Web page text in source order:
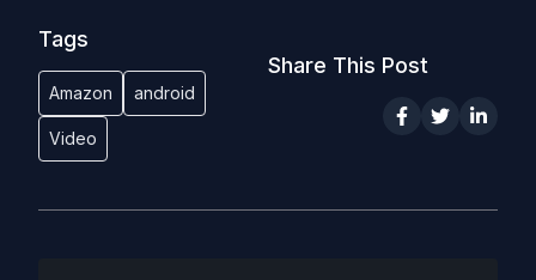
Tags
Amazon android
Video
Share This Post